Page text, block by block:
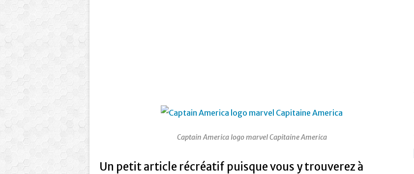
Captain America logo marvel Capitaine America
Un petit article récréatif puisque vous y trouverez à